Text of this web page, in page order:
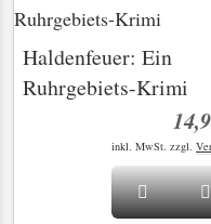
Haldenfeuer: Ein
Ruhrgebiets-Krimi
inkl. MwSt. zzgl.